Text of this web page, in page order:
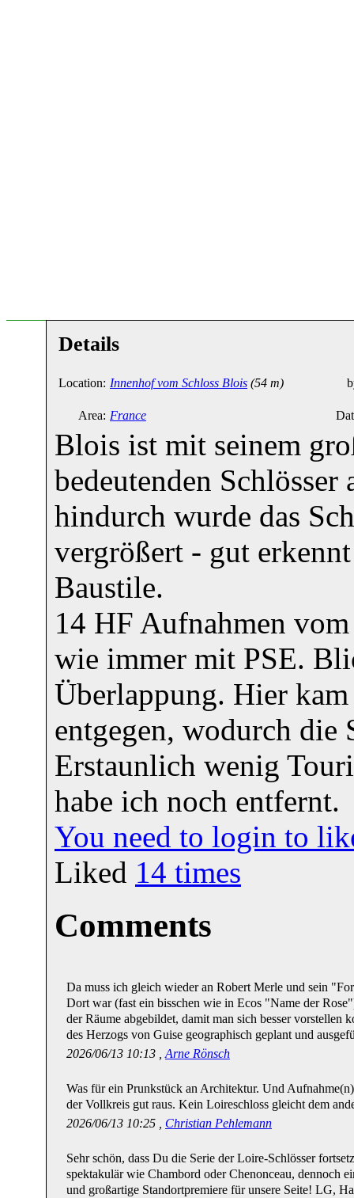
Details
Location: Innenhof vom Schloss Blois (54 m)
Area: France
Blois ist mit seinem
bedeutenden
hindurch wurde das
vergrößert - gut
Baustile.
14 HF Aufnahmen
wie immer mit PSE.
Überlappung. Hier
entgegen, wodurch die
Erstaunlich wenig
habe ich noch entfernt.
You need to login to
Liked 14 times
Comments
Da muss ich gleich wieder an Robert Merle und sein
Dort war (fast ein bisschen wie in Ecos "Name der
der Räume abgebildet, damit man sich besser
des Herzogs von Guise geographisch geplant und
2026/06/13 10:13 , Arne Rönsch
Was für ein Prunkstück an Architektur. Und
der Vollkreis gut raus. Kein Loireschloss gleicht dem
2026/06/13 10:25 , Christian Pehlemann
Sehr schön, dass Du die Serie der Loire-Schlösser
spektakulär wie Chambord oder Chenonceau, dennoch
und großartige Standortpremiere für unsere Seite! LG,